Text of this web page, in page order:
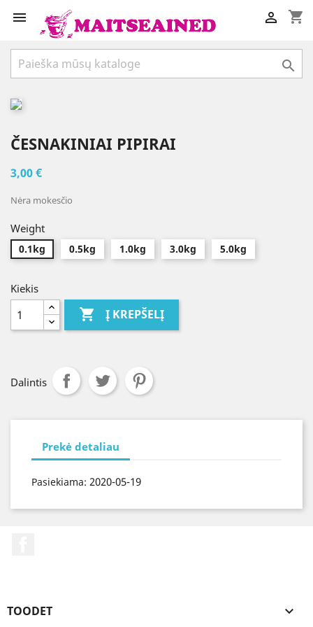
 shopping_cart


ČESNAKINIAI PIPIRAI
3,00 €
Nėra mokesčio
Weight
0.1kg 0.5kg 1.0kg 3.0kg 5.0kg
Kiekis
 Į KREPŠELĮ
Dalintis
Prekė detaliau
Pasiekiama: 2020-05-19
TOODET 